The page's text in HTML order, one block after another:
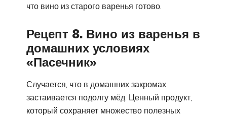
что вино из старого варенья готово.
Рецепт 8. Вино из варенья в
домашних условиях
«Пасечник»
Случается, что в домашних закромах
застаивается подолгу мёд. Ценный продукт,
который сохраняет множество полезных